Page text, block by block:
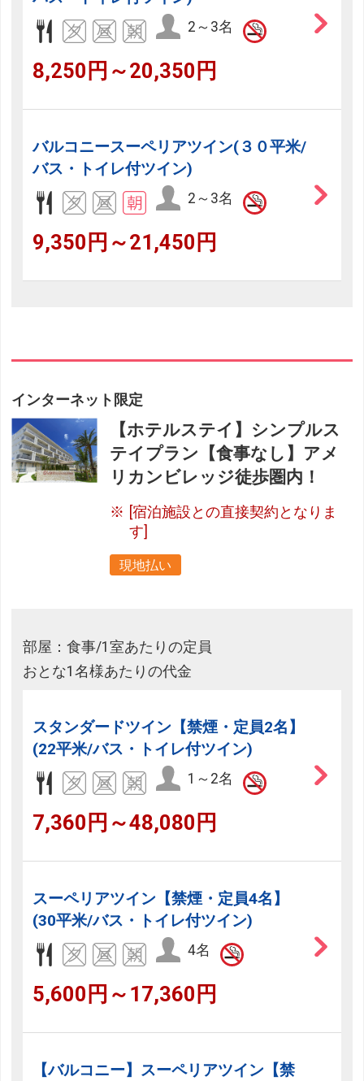
2～3名
8,250円～20,350円
バルコニースーペリアツイン(３０平米/
バス・トイレ付ツイン)
2～3名
9,350円～21,450円
インターネット限定
【ホテルステイ】シンプルス
テイプラン【食事なし】アメ
リカンビレッジ徒歩圏内！
[宿泊施設との直接契約となりま
す]
現地払い
部屋：食事/1室あたりの定員
おとな1名様あたりの代金
スタンダードツイン【禁煙・定員2名】
(22平米/バス・トイレ付ツイン)
1～2名
7,360円～48,080円
スーペリアツイン【禁煙・定員4名】
(30平米/バス・トイレ付ツイン)
4名
5,600円～17,360円
【バルコニー】スーペリアツイン【禁